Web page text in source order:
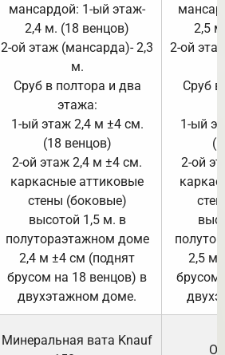
мансардой: 1-ый этаж-
2,4 м. (18 венцов)
2-ой этаж (мансарда)- 2,3
м.
Сруб в полтора и два
этажа:
1-ый этаж 2,4 м ±4 см.
(18 венцов)
2-ой этаж 2,4 м ±4 см.
каркасные аттиковые
стены (боковые)
высотой 1,5 м. в
полутораэтажном доме
2,4 м ±4 см (поднят
брусом на 18 венцов) в
двухэтажном доме.
2,5
2-ой
Сруб
1-ый
2-ой
2,5 м
брусом
Минеральная вата Knauf